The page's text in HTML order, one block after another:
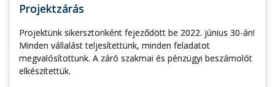
Projektzárás
Projektünk sikersztoriként fejeződött be 2022. június 30-án!
Minden vállalást teljesítettünk, minden feladatot
megvalósítottunk. A záró szakmai és pénzügyi beszámolót
elkészítettük.